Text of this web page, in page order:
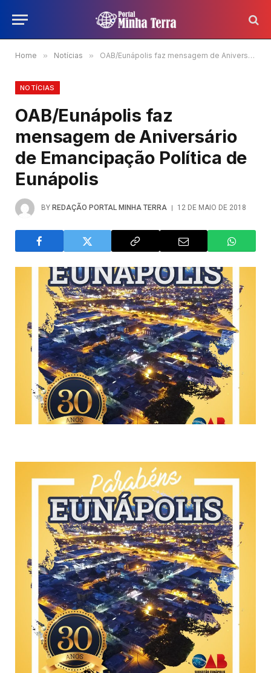
Home » Notícias » OAB/Eunápolis faz mensagem de Aniversário de Emancipação Política de Eunápolis
NOTÍCIAS
OAB/Eunápolis faz
mensagem de Aniversário
de Emancipação Política de
Eunápolis
BY REDAÇÃO PORTAL MINHA TERRA 12 DE MAIO DE 2018